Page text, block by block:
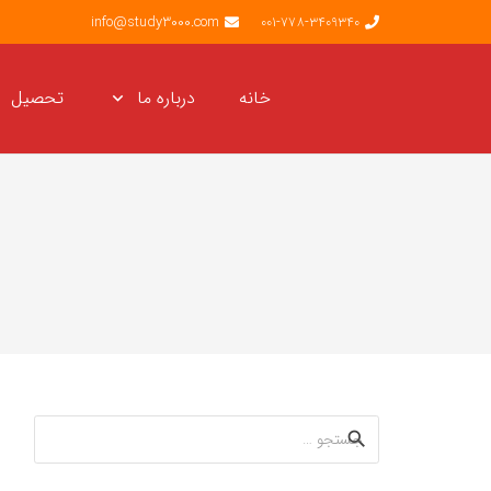
001-778-3409340
info@study3000.com
خانه درباره ما تحصیل
جستجو
برای: